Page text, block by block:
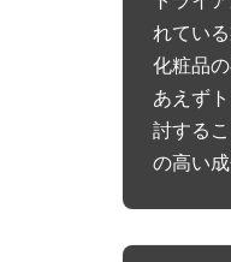
れてい
化粧品
あえず
討する
の高い